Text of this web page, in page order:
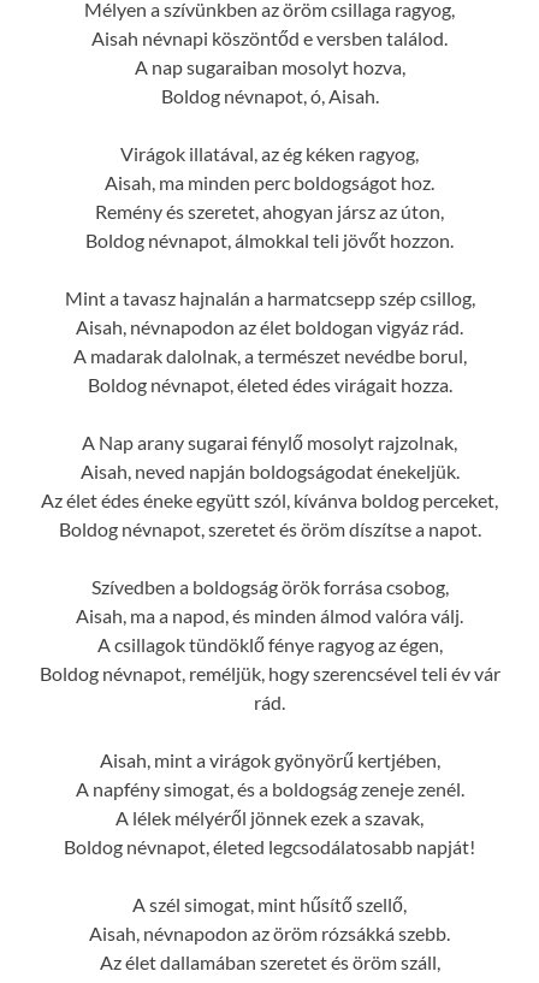
Mélyen a szívünkben az öröm csillaga ragyog,
Aisah névnapi köszöntőd e versben találod.
A nap sugaraiban mosolyt hozva,
Boldog névnapot, ó, Aisah.
Virágok illatával, az ég kéken ragyog,
Aisah, ma minden perc boldogságot hoz.
Remény és szeretet, ahogyan jársz az úton,
Boldog névnapot, álmokkal teli jövőt hozzon.
Mint a tavasz hajnalán a harmatcsepp szép csillog,
Aisah, névnapodon az élet boldogan vigyáz rád.
A madarak dalolnak, a természet nevédbe borul,
Boldog névnapot, életed édes virágait hozza.
A Nap arany sugarai fénylő mosolyt rajzolnak,
Aisah, neved napján boldogságodat énekeljük.
Az élet édes éneke együtt szól, kívánva boldog perceket,
Boldog névnapot, szeretet és öröm díszítse a napot.
Szívedben a boldogság örök forrása csobog,
Aisah, ma a napod, és minden álmod valóra válj.
A csillagok tündöklő fénye ragyog az égen,
Boldog névnapot, reméljük, hogy szerencsével teli év vár
rád.
Aisah, mint a virágok gyönyörű kertjében,
A napfény simogat, és a boldogság zeneje zenél.
A lélek mélyéről jönnek ezek a szavak,
Boldog névnapot, életed legcsodálatosabb napját!
A szél simogat, mint hűsítő szellő,
Aisah, névnapodon az öröm rózsákká szebb.
Az élet dallamában szeretet és öröm száll,